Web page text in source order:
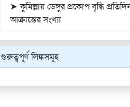
➤ কুমিল্লায় ডেঙ্গুর প্রকোপ বৃদ্ধি
আক্রান্তের সংখ্যা
গুরুত্বপূর্ণ লিঙ্কসমূহ